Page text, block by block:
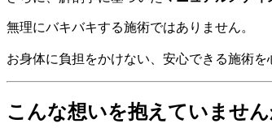
無理にバキバキする施術ではありません。
お身体に負担をかけない、安心できる施術を
こんな想いを抱えていません